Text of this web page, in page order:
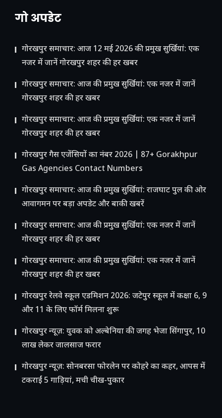
गो अपडेट
गोरखपुर समाचार: आज 12 मई 2026 की प्रमुख सुर्खियां: एक
नजर में जानें गोरखपुर शहर की हर खबर
गोरखपुर समाचार: आज की प्रमुख सुर्खियां: एक नजर में जानें
गोरखपुर शहर की हर खबर
गोरखपुर समाचार: आज की प्रमुख सुर्खियां: एक नजर में जानें
गोरखपुर शहर की हर खबर
गोरखपुर गैस एजेंसियों का नंबर 2026 | 87+ Gorakhpur
Gas Agencies Contact Numbers
गोरखपुर समाचार: आज की प्रमुख सुर्खियां: राजघाट पुल की ओर
आवागमन पर बड़ा अपडेट और बाकी खबरें
गोरखपुर समाचार: आज की प्रमुख सुर्खियां: एक नजर में जानें
गोरखपुर शहर की हर खबर
गोरखपुर समाचार: आज की प्रमुख सुर्खियां: एक नजर में जानें
गोरखपुर शहर की हर खबर
गोरखपुर रेलवे स्कूल एडमिशन 2026: जटेपुर स्कूल में कक्षा 6, 9
और 11 के लिए फॉर्म मिलना शुरू
गोरखपुर न्यूज़: युवक को अल्बेनिया की जगह भेजा सिंगापुर, 10
लाख लेकर जालसाज फरार
गोरखपुर न्यूज़: सोनबरसा फोरलेन पर कोहरे का कहर, आपस में
टकराईं 5 गाड़ियां, मची चीख-पुकार